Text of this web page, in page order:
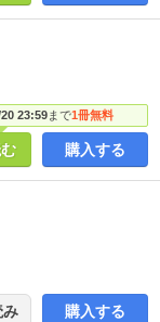
23:59まで1冊無料
購入する
購入する